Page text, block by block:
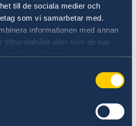
till de sociala medier och
som vi samarbetar med.
informationen med annan
tillhandahållit eller som de har
not wish to apply online,
application documents
of Sweden in Abuja.
to apply via this link to
permit